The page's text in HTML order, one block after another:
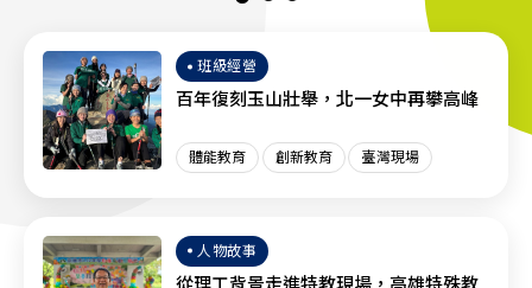
班級經營
百年復刻玉山壯舉，北一女中再攀高峰
體能教育 創新教育 臺灣現場
人物故事